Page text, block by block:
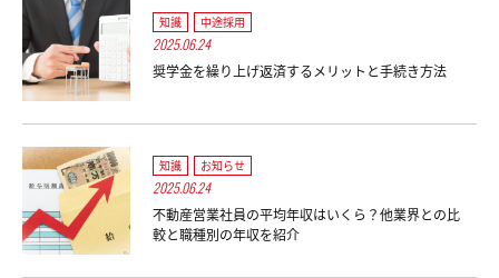
知識 中途採用
2025.06.24
奨学金を繰り上げ返済するメリットと手続き方法
知識 お知らせ
2025.06.24
不動産営業社員の平均年収はいくら？他業界との比
較と職種別の年収を紹介